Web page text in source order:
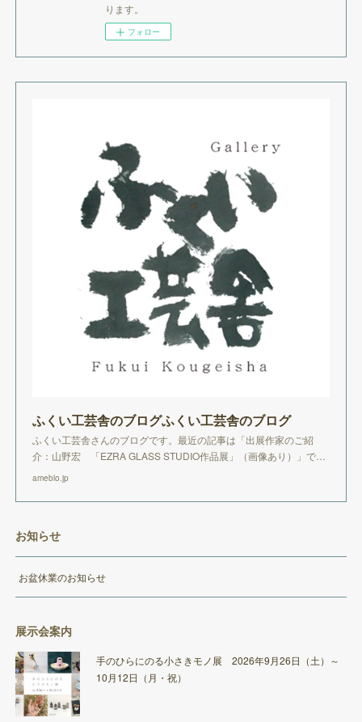
ります。
フォロー
ふくい工芸舎のブログふくい工芸舎のブログ
ふくい工芸舎さんのブログです。最近の記事は「出展作家のご紹
介：山野宏 「EZRA GLASS STUDIO作品展」（画像あり）」で…
ameblo.jp
お知らせ
お盆休業のお知らせ
展示会案内
手のひらにのる小さきモノ展 2026年9月26日（土）～
10月12日（月・祝）